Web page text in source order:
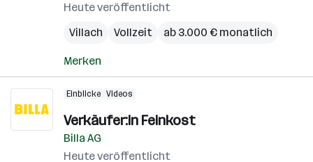
Heute veröffentlicht
Villach
Vollzeit ab 3.000 € monatlich
Merken
Einblicke Videos
Verkäufer:in Feinkost
Billa AG
Heute veröffentlicht